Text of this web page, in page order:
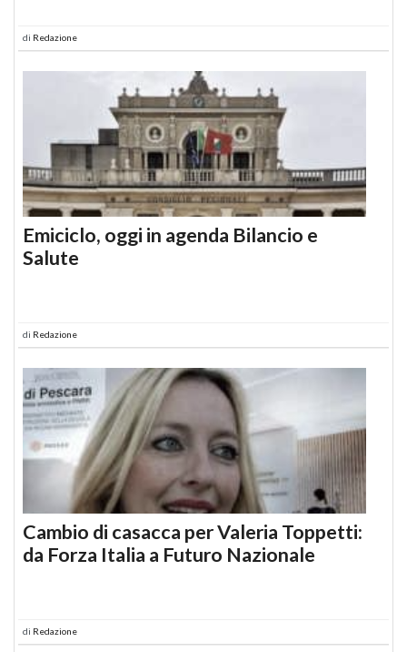
di Redazione
Emiciclo, oggi in agenda Bilancio e
Salute
di Redazione
Cambio di casacca per Valeria Toppetti:
da Forza Italia a Futuro Nazionale
di Redazione